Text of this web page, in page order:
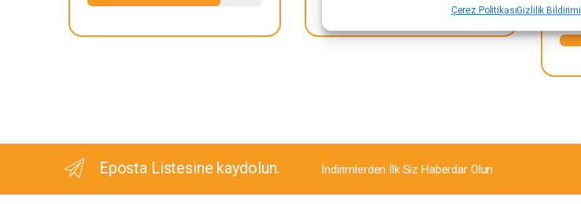
Çerez PolitikasıGizlilik Bildirimi
Eposta Listesine kaydolun. İndirimlerden İlk Siz Haberdar Olun